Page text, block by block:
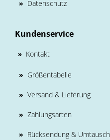
» Datenschutz
Kundenservice
» Kontakt
» Größentabelle
» Versand & Lieferung
» Zahlungsarten
» Rücksendung & Umtausch